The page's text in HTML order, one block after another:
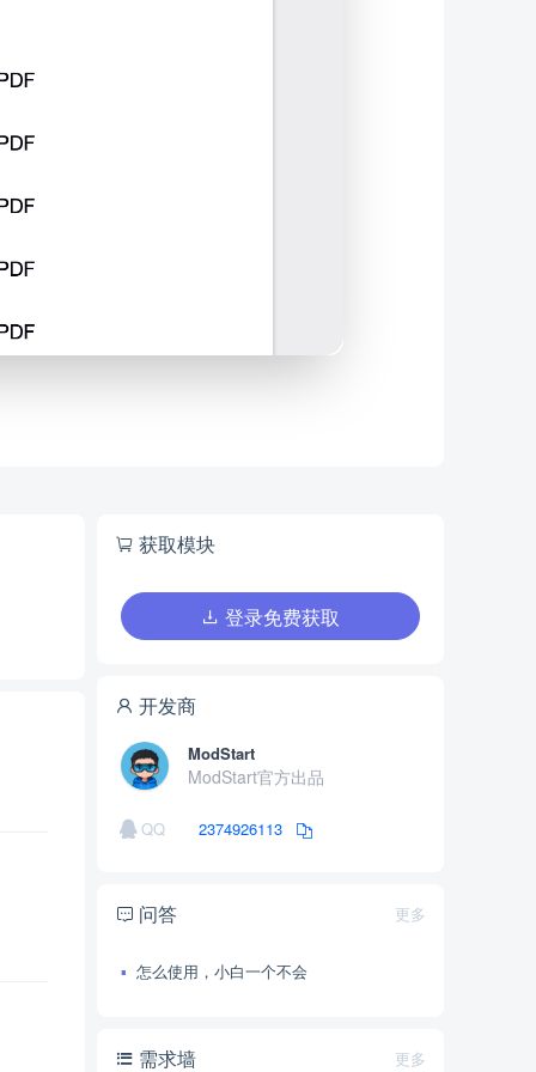
获取模块
登录免费获取
开发商
ModStart
ModStart官方出品
QQ 2374926113
更多
问答
怎么使用，小白一个不会
更多
需求墙